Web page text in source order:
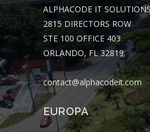
ALPHACODE IT
2815 DIRECTORS ROW
STE 100 OFFICE 403
ORLANDO, FL 32819
contact@alphacodeit.com
EUROPA